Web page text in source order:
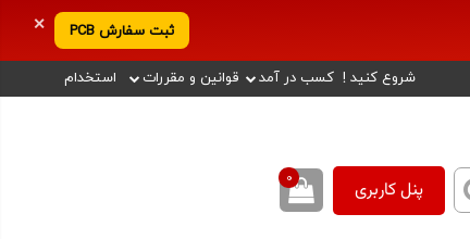
✕
ثبت سفارش PCB
شروع کنید ! کسب در آمد قوانین و مقررات استخدام
پنل کاربری 0